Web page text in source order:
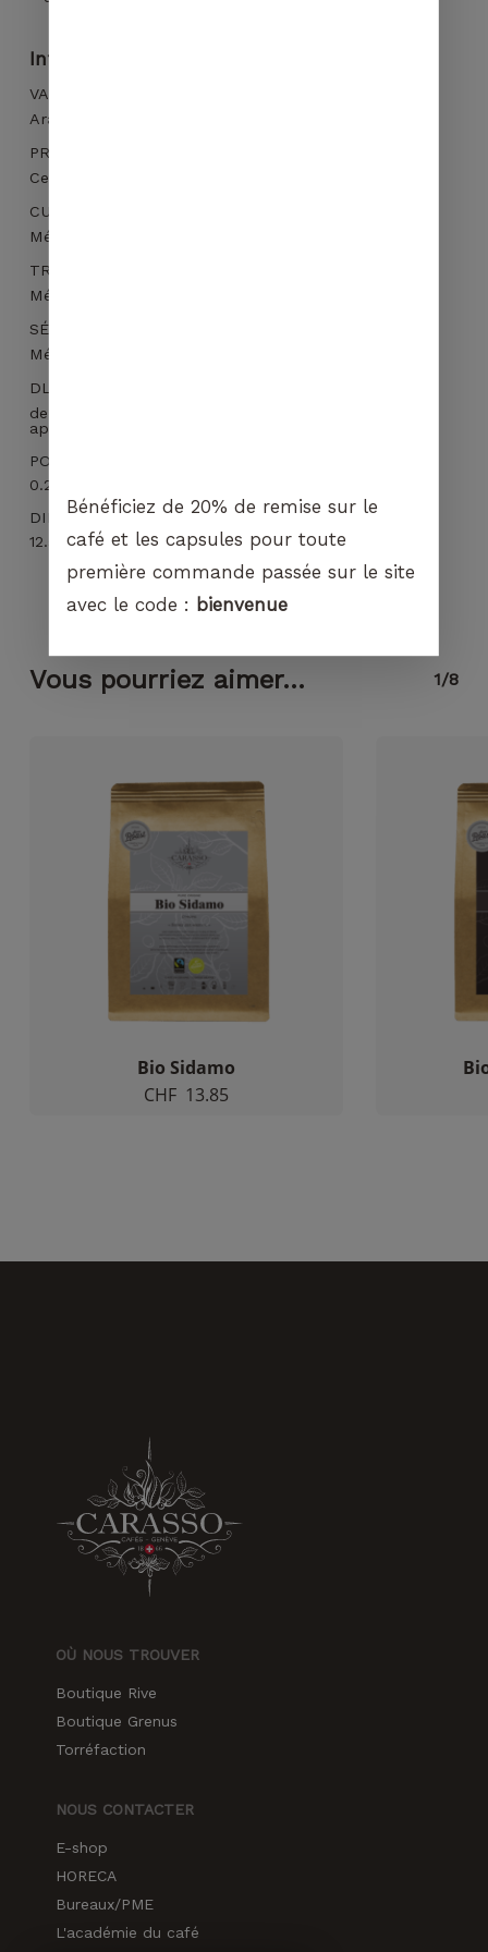
Informations complémentaires
VARIÉTÉ BOTANIQUE
Arabica Mundo Novo Caracoli
PROVENANCE
Cerrado Mineiro – 1000-1100m
CUEILLETTE
Mécanique
TRAITEMENT
Méthode sèche – Café naturel
SÉCHAGE
Mécanique
DLUO
de préférence dans les 3 mois et dans les 12 mois
après torréfaction
POIDS
0.266 kg
DIMENSIONS
12.5 × 6 × 19 cm
Vous pourriez aimer... 1/8
Bio Sidamo
CHF 13.85
OÙ NOUS TROUVER
Boutique Rive
Boutique Grenus
Torréfaction
NOUS CONTACTER
E-shop
HORECA
Bureaux/PME
L'académie du café
Bénéficiez de 20% de remise sur le
café et les capsules pour toute
première commande passée sur le site
avec le code : bienvenue